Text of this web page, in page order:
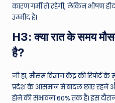
कारण गर्मी तो रहेगी, लेकिन भीषण
उम्मीद है।
H3: क्या रात के समय
है?
जी हां, मौसम विज्ञान केंद्र की रिपोर्ट
प्रदेश के आसमान में बादल छाए
होने की संभावना 60% तक है। इस